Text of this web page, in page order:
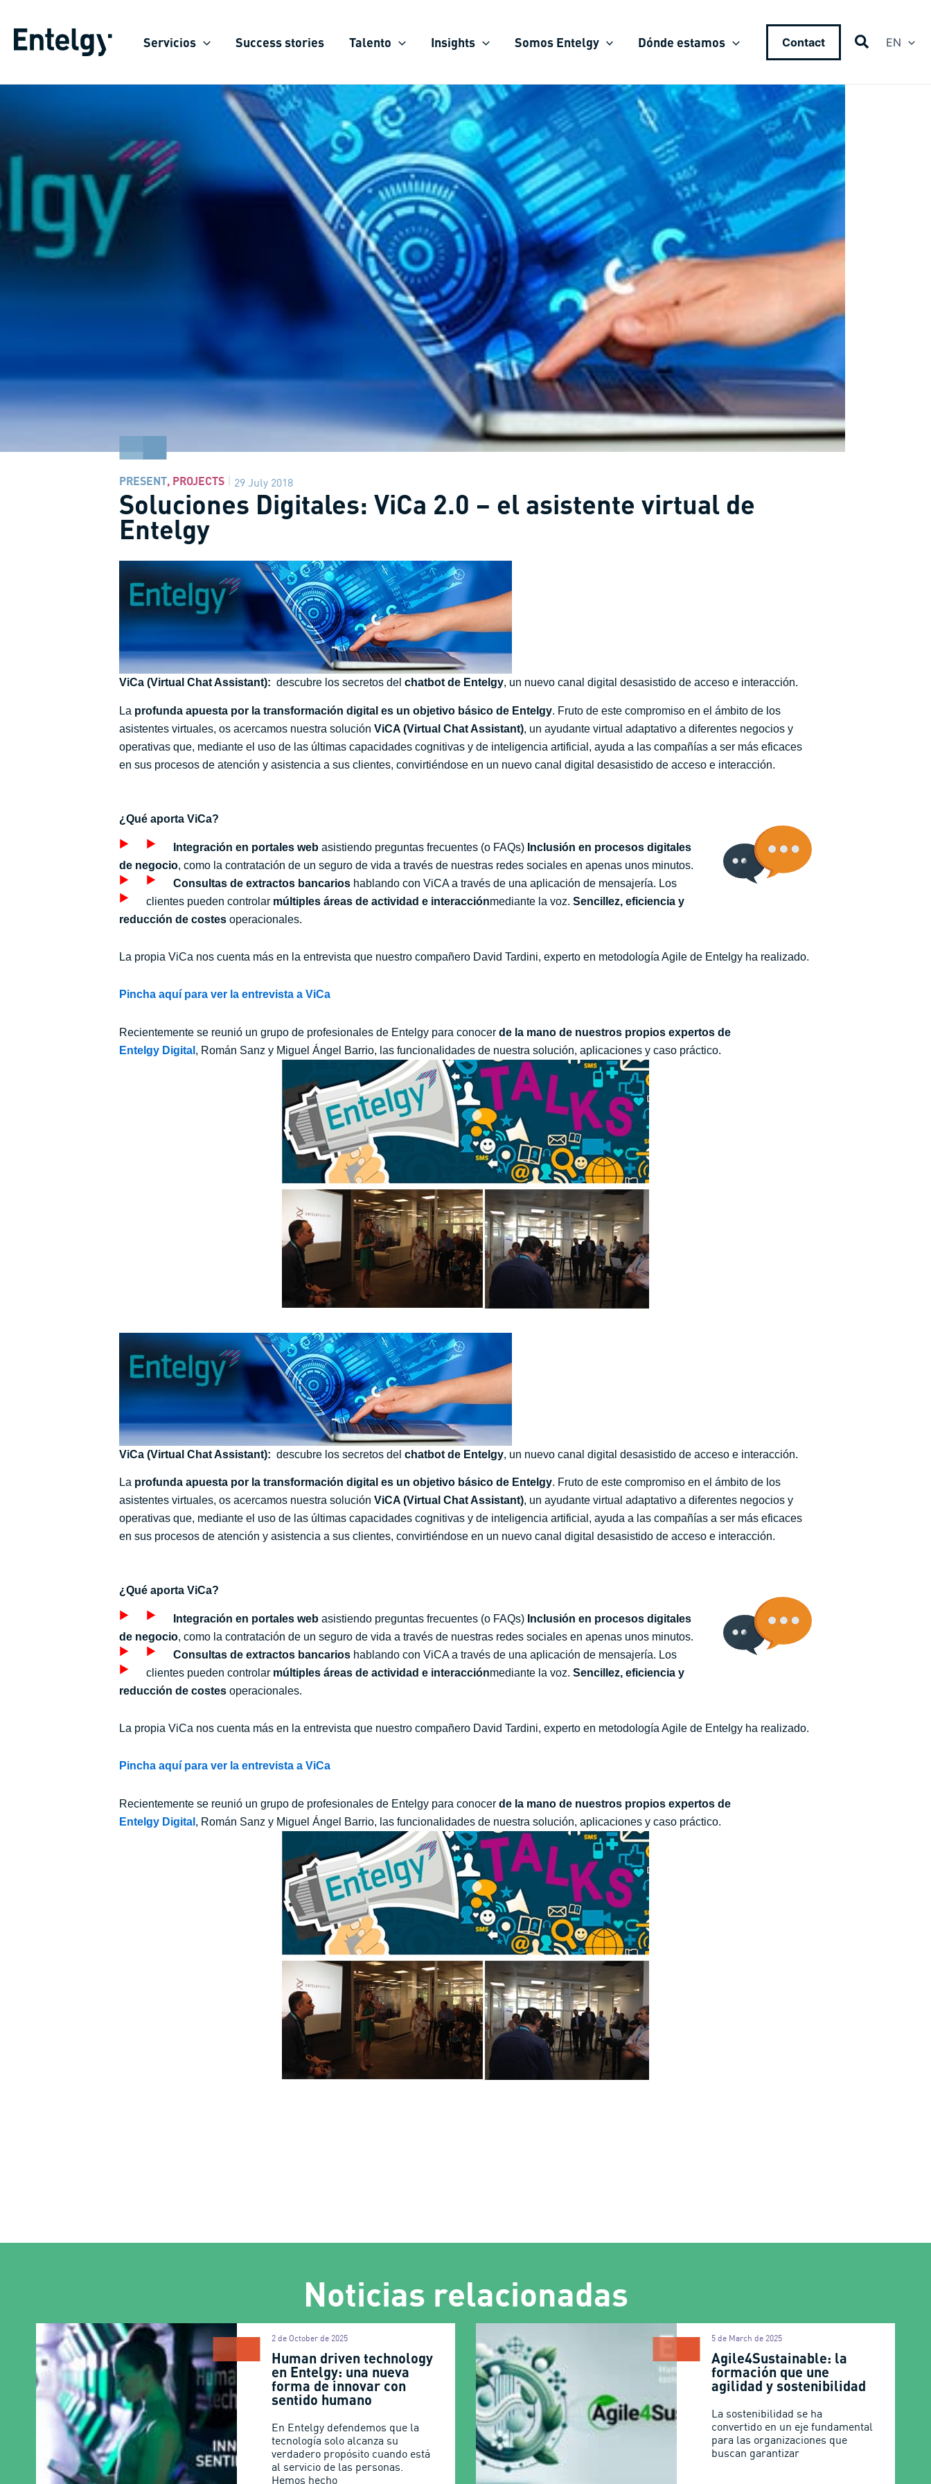
content
Servicios Success stories Talento Insights Somos Entelgy Dónde estamos Contact EN
PRESENT, PROJECTS 29 July 2018
Soluciones Digitales: ViCa 2.0 – el asistente virtual de
Entelgy
ViCa (Virtual Chat Assistant): descubre los secretos del chatbot de Entelgy, un nuevo canal digital desasistido de acceso e interacción.
La profunda apuesta por la transformación digital es un objetivo básico de Entelgy. Fruto de este compromiso en el ámbito de los
asistentes virtuales, os acercamos nuestra solución ViCA (Virtual Chat Assistant), un ayudante virtual adaptativo a diferentes negocios y
operativas que, mediante el uso de las últimas capacidades cognitivas y de inteligencia artificial, ayuda a las compañías a ser más eficaces
en sus procesos de atención y asistencia a sus clientes, convirtiéndose en un nuevo canal digital desasistido de acceso e interacción.
¿Qué aporta ViCa?
Integración en portales web asistiendo preguntas frecuentes (o FAQs) Inclusión en procesos digitales
de negocio, como la contratación de un seguro de vida a través de nuestras redes sociales en apenas unos minutos.
Consultas de extractos bancarios hablando con ViCA a través de una aplicación de mensajería. Los
clientes pueden controlar múltiples áreas de actividad e interacciónmediante la voz. Sencillez, eficiencia y
reducción de costes operacionales.
La propia ViCa nos cuenta más en la entrevista que nuestro compañero David Tardini, experto en metodología Agile de Entelgy ha realizado.
Pincha aquí para ver la entrevista a ViCa
Recientemente se reunió un grupo de profesionales de Entelgy para conocer de la mano de nuestros propios expertos de
Entelgy Digital , Román Sanz y Miguel Ángel Barrio, las funcionalidades de nuestra solución, aplicaciones y caso práctico.
ViCa (Virtual Chat Assistant): descubre los secretos del chatbot de Entelgy, un nuevo canal digital desasistido de acceso e interacción.
La profunda apuesta por la transformación digital es un objetivo básico de Entelgy. Fruto de este compromiso en el ámbito de los
asistentes virtuales, os acercamos nuestra solución ViCA (Virtual Chat Assistant), un ayudante virtual adaptativo a diferentes negocios y
operativas que, mediante el uso de las últimas capacidades cognitivas y de inteligencia artificial, ayuda a las compañías a ser más eficaces
en sus procesos de atención y asistencia a sus clientes, convirtiéndose en un nuevo canal digital desasistido de acceso e interacción.
¿Qué aporta ViCa?
Integración en portales web asistiendo preguntas frecuentes (o FAQs) Inclusión en procesos digitales
de negocio, como la contratación de un seguro de vida a través de nuestras redes sociales en apenas unos minutos.
Consultas de extractos bancarios hablando con ViCA a través de una aplicación de mensajería. Los
clientes pueden controlar múltiples áreas de actividad e interacciónmediante la voz. Sencillez, eficiencia y
reducción de costes operacionales.
La propia ViCa nos cuenta más en la entrevista que nuestro compañero David Tardini, experto en metodología Agile de Entelgy ha realizado.
Pincha aquí para ver la entrevista a ViCa
Recientemente se reunió un grupo de profesionales de Entelgy para conocer de la mano de nuestros propios expertos de
Entelgy Digital , Román Sanz y Miguel Ángel Barrio, las funcionalidades de nuestra solución, aplicaciones y caso práctico.
Noticias relacionadas
Human driven technology
en Entelgy: una nueva
forma de innovar con
sentido humano
2 de October de 2025
En Entelgy defendemos que la
tecnología solo alcanza su
verdadero propósito cuando está
al servicio de las personas.
Hemos hecho
Agile4Sustainable: la
formación que une
agilidad y sostenibilidad
5 de March de 2025
La sostenibilidad se ha
convertido en un eje fundamental
para las organizaciones que
buscan garantizar